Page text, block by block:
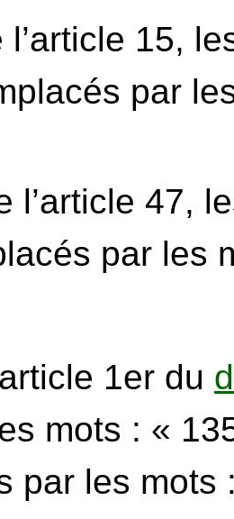
l’article 15,
par
l’article 47,
par les
1er du
mots : «
par les mots